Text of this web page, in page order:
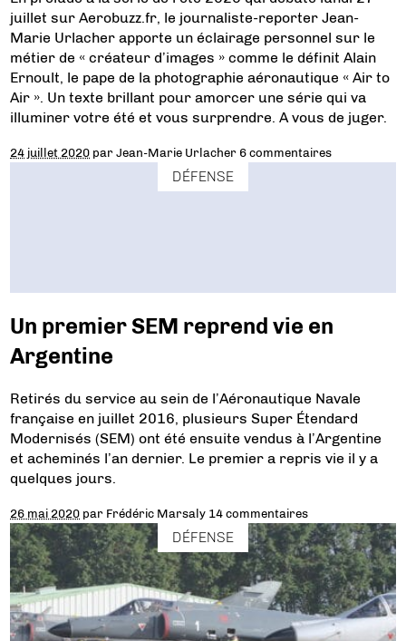
juillet sur Aerobuzz.fr, le journaliste-reporter Jean-
Marie Urlacher apporte un éclairage personnel sur le
métier de « créateur d’images » comme le définit Alain
Ernoult, le pape de la photographie aéronautique « Air to
Air ». Un texte brillant pour amorcer une série qui va
illuminer votre été et vous surprendre. A vous de juger.
24 juillet 2020 parJean-Marie Urlacher 6 commentaires
DÉFENSE
Un premier SEM reprend vie en
Argentine
Retirés du service au sein de l’Aéronautique Navale
française en juillet 2016, plusieurs Super Étendard
Modernisés (SEM) ont été ensuite vendus à l’Argentine
et acheminés l’an dernier. Le premier a repris vie il y a
quelques jours.
26 mai 2020 par Frédéric Marsaly 14 commentaires
DÉFENSE